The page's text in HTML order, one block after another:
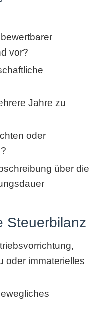
vor?
Jahre zu
oder
über die
Steuerbilanz
oder immaterielles